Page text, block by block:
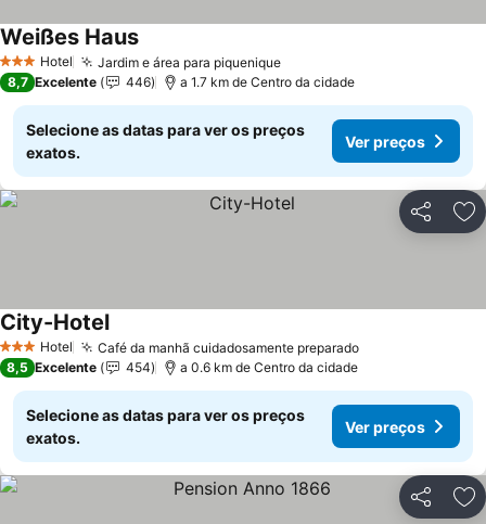
3 EstrelasHotel Jardim e área para piqueniqueVer preços
Weißes HausVer preços
8,7 Excelente 446 a 1.7 km de Centro da cidade
Selecione as datas para ver os preços
exatos.
Ver preços
Partilhar
3 EstrelasHotel Café da manhã cuidadosamente preparadoVer preços
City-HotelVer preços
8,5 Excelente 454 a 0.6 km de Centro da cidade
Selecione as datas para ver os preços
exatos.
Ver preços
Partilhar